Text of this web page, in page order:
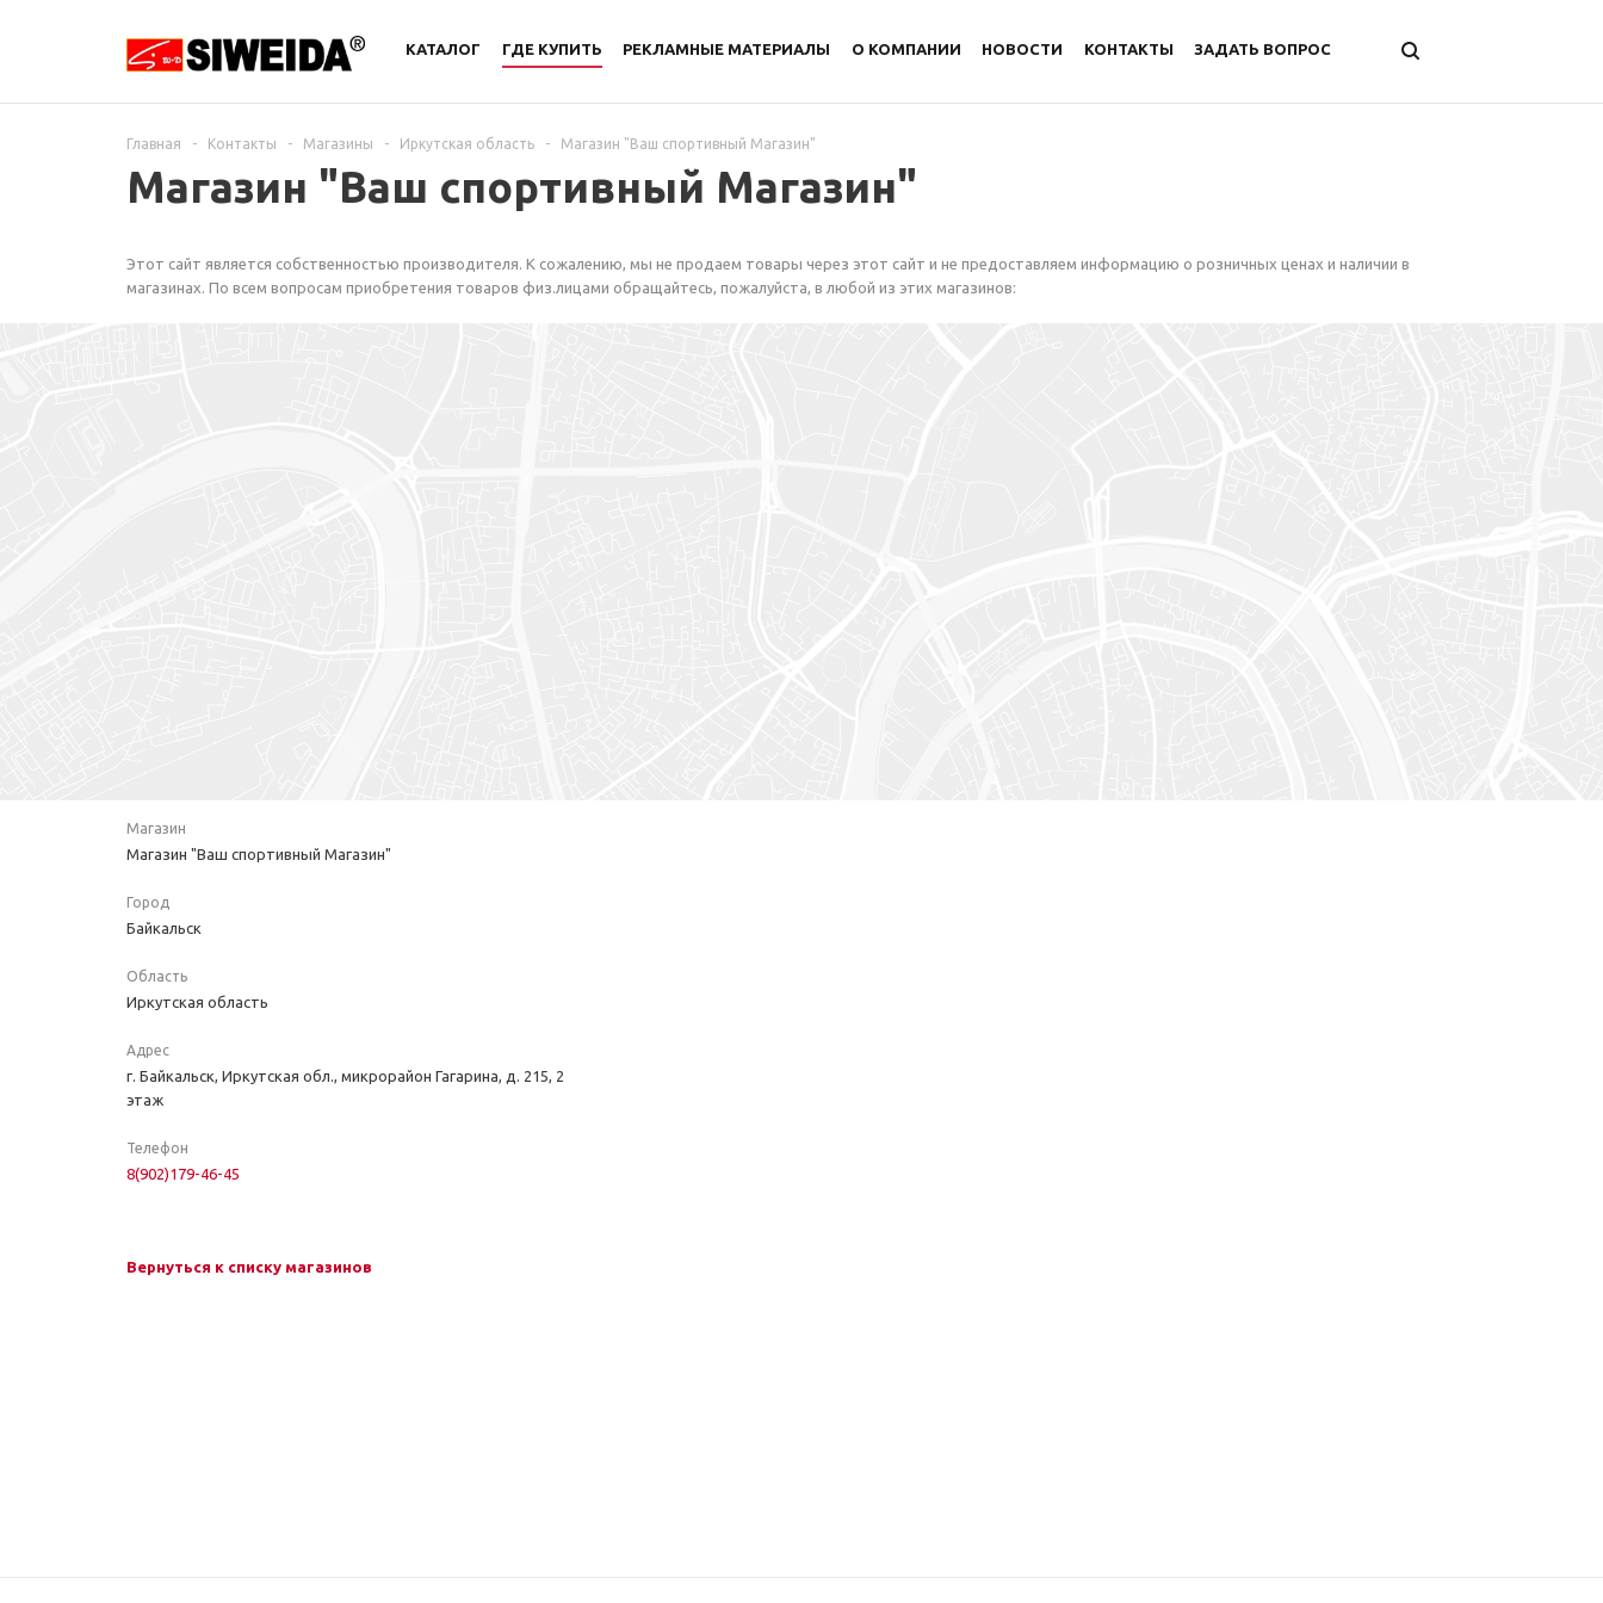
КАТАЛОГ ГДЕ КУПИТЬ РЕКЛАМНЫЕ МАТЕРИАЛЫ О КОМПАНИИ НОВОСТИ КОНТАКТЫ ЗАДАТЬ ВОПРОС
Главная - Контакты - Магазины - Иркутская область - Магазин "Ваш спортивный Магазин"
Магазин "Ваш спортивный Магазин"
Этот сайт является собственностью производителя. К сожалению, мы не продаем товары через этот сайт и не предоставляем информацию о розничных ценах и наличии в
магазинах. По всем вопросам приобретения товаров физ.лицами обращайтесь, пожалуйста, в любой из этих магазинов:
Магазин
Магазин "Ваш спортивный Магазин"
Город
Байкальск
Область
Иркутская область
Адрес
г. Байкальск, Иркутская обл., микрорайон Гагарина, д. 215, 2
этаж
Телефон
8(902)179-46-45
Вернуться к списку магазинов